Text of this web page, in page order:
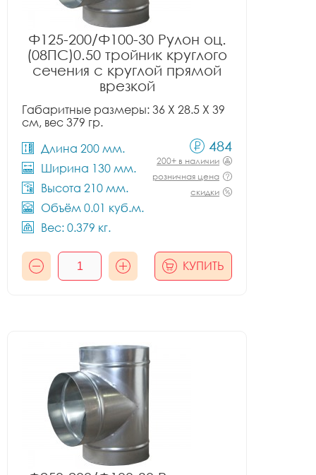
Ф125-200/Ф100-30 Рулон оц.
(08ПС)0.50 тройник круглого
сечения с круглой прямой
врезкой
Габаритные размеры: 36 X 28.5 X 39
см, вес 379 гр.
Длина 200 мм.
Ширина 130 мм.
Высота 210 мм.
Объём 0.01 куб.м.
Вес: 0.379 кг.
484
200+ в наличии
розничная цена
скидки
КУПИТЬ